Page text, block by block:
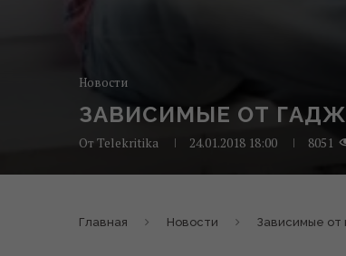
Новости
ЗАВИСИМЫЕ ОТ
ОтTelekritika 24.01.2018 18:00 8051
Главная Новости Зависимые от